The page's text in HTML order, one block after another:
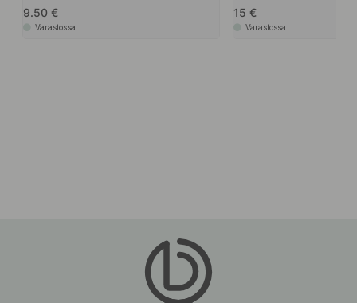
9.50
Varastossa
15
Varastossa